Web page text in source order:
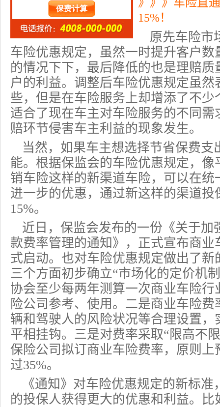
15%！
原先车险市
车险优惠规定，虽然一时提升客户
的情况下下，最后降低的也是理赔
户的利益。调整后车险优惠规定虽然
些，但是在车险服务上却增添了不
适合了现在车主对车险服务的不同
赔环节侵害车主利益的现象发生。
当然，如果车主想选择节省保费支
能。根据保监会的车险优惠规定，
销车险这样的新渠道车险，可以在
进一步的优惠，通过新这样的渠道投
15%。
近日，保监会发布的一份《关于加
款费率管理的通知》，正式宣布商
式启动。也对车险优惠规定做出了
三个方面初步确立“市场化的定价机
协会至少每两年测算一次商业车险
险公司参考、使用。二是商业车险费
辆和驾驶人的风险状况等合理设置
平相挂钩。三是对费率采取“限高不
保险公司拟订商业车险费率，原则
过35%。
《通知》对车险优惠规定的新标
的投保人获得更大的优惠和利益。